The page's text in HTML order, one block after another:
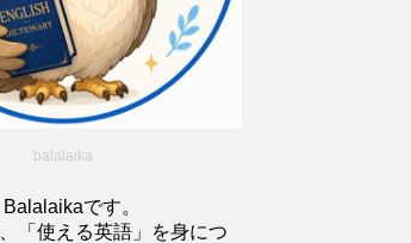
balalaika
です。
「使える英語」を身につ